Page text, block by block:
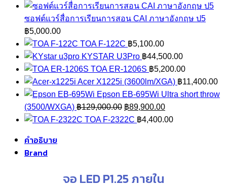
was:
฿45,900.00.
is:
฿34,900.00.
ซอฟต์แวร์สื่อการเรียนการสอน CAI ภาษาอังกฤษ ป5
฿5,000.00
TOA F-122C ฿5,100.00
KYSTAR U3Pro ฿44,500.00
TOA ER-1206S ฿5,200.00
Acer X1225i (3600lm/XGA) ฿11,400.00
Epson EB-695Wi Ultra short throw
(3500/WXGA) ฿129,000.00 Original
price
฿89,900.00Current
price
TOA F-2322C ฿4,400.00
คำอธิบาย
Brand
จอ LED P1.25 ภายใน